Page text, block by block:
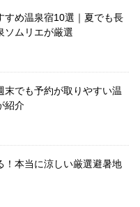
すめ温泉宿10選｜夏でも長
ソムリエが厳選
末でも予約が取りやすい温
紹介
！本当に涼しい厳選避暑地